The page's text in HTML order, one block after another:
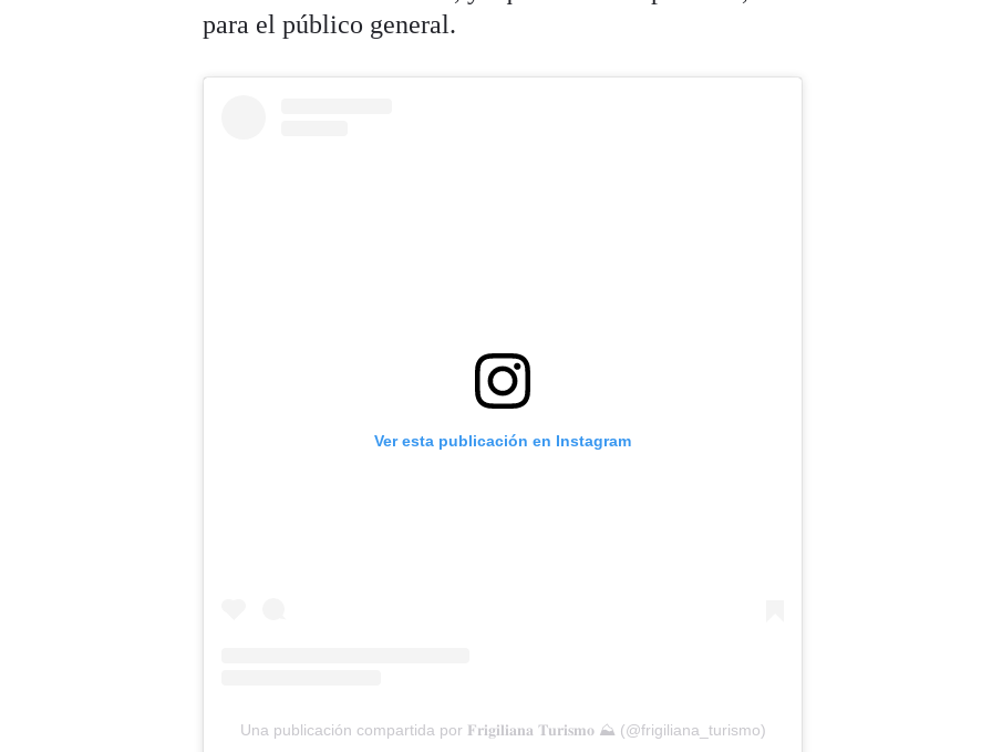
para el público general.
Ver esta publicación en Instagram
Una publicación compartida por 𝐅𝐫𝐢𝐠𝐢𝐥𝐢𝐚𝐧𝐚 𝐓𝐮𝐫𝐢𝐬𝐦𝐨 ⛰ (@frigiliana_turismo)